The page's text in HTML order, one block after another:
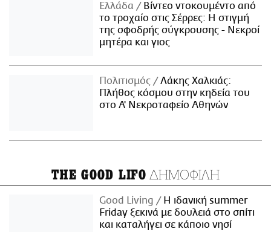
Ελλάδα
Βίντεο ντοκουμέντο από
το τροχαίο στις Σέρρες: Η στιγμή
της σφοδρής σύγκρουσης - Νεκροί
μητέρα και γιος
Πολιτισμός
Λάκης Χαλκιάς:
Πλήθος κόσμου στην κηδεία του
στο Α' Νεκροταφείο Αθηνών
THE GOOD LIFO ΔΗΜΟΦΙΛΗ
Good Living
Η ιδανική summer
Friday ξεκινά με δουλειά στο σπίτι
και καταλήγει σε κάποιο νησί